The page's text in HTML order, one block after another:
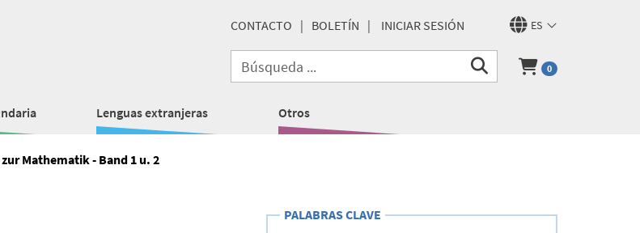
ES
CONTACTO BOLETÍN INICIAR SESIÓN
0
Lenguas extranjeras Otros
Mathematik - Band 1 u. 2
PALABRAS CLAVE